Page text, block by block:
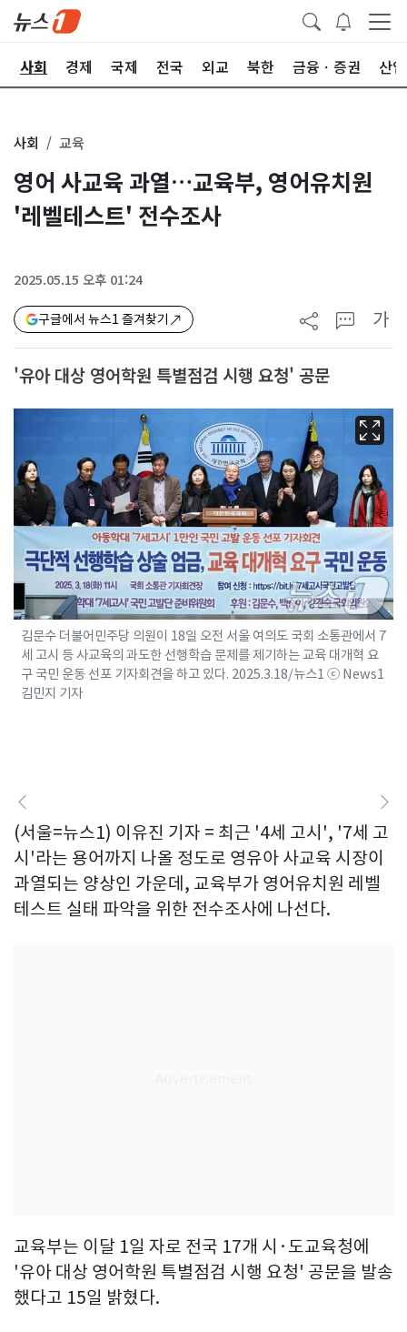
사회 경제 국제 전국 외교 북한 금융ㆍ증권 산업
사회 교육
영어 사교육 과열…교육부, 영어유치원
'레벨테스트' 전수조사
2025.05.15 오후 01:24
구글에서 뉴스1 즐겨찾기 가
'유아 대상 영어학원 특별점검 시행 요청' 공문
김문수 더불어민주당 의원이 18일 오전 서울 여의도 국회 소통관에서 7
세 고시 등 사교육의 과도한 선행학습 문제를 제기하는 교육 대개혁 요
구 국민 운동 선포 기자회견을 하고 있다. 2025.3.18/뉴스1 ⓒ News1
김민지 기자
(서울=뉴스1) 이유진 기자 = 최근 '4세 고시', '7세 고
시'라는 용어까지 나올 정도로 영유아 사교육 시장이
과열되는 양상인 가운데, 교육부가 영어유치원 레벨
테스트 실태 파악을 위한 전수조사에 나선다.
교육부는 이달 1일 자로 전국 17개 시·도교육청에
'유아 대상 영어학원 특별점검 시행 요청' 공문을 발송
했다고 15일 밝혔다.